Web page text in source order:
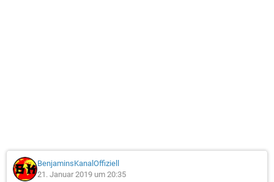
BenjaminsKanalOffiziell
21. Januar 2019 um 20:35